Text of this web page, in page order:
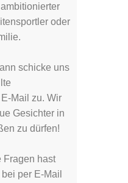
oder
schicke uns
Mail zu. Wir
Gesichter in
zu dürfen!
Fragen hast
per E-Mail